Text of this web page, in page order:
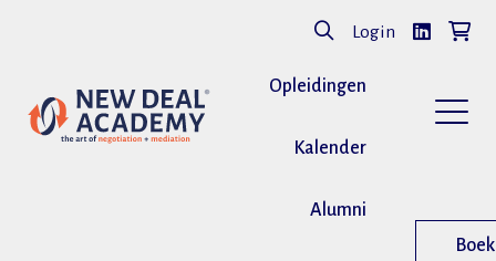
Login
Opleidingen
Kalender
Alumni
Boek